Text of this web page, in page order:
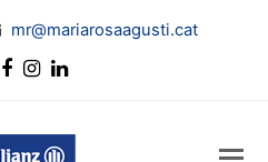
mr@mariarosaagusti.cat
Twitter
Facebook
Instagram
LinkedIn